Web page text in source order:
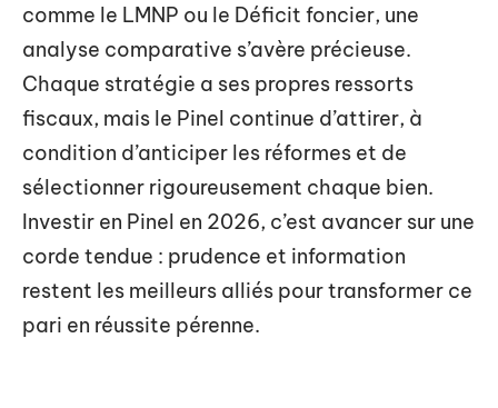
comme le LMNP ou le Déficit foncier, une
analyse comparative s’avère précieuse.
Chaque stratégie a ses propres ressorts
fiscaux, mais le Pinel continue d’attirer, à
condition d’anticiper les réformes et de
sélectionner rigoureusement chaque bien.
Investir en Pinel en 2026, c’est avancer sur une
corde tendue : prudence et information
restent les meilleurs alliés pour transformer ce
pari en réussite pérenne.